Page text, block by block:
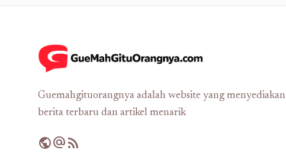
Guemahgituorangnya adalah website yang menyediakan
berita terbaru dan artikel menarik
publicalternate_emailrss_feed